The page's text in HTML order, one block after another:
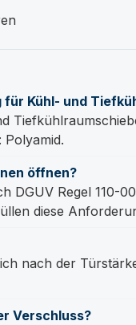
Kühl- und
öffnen?
DGUV Regel
diese
nach der
Verschluss?